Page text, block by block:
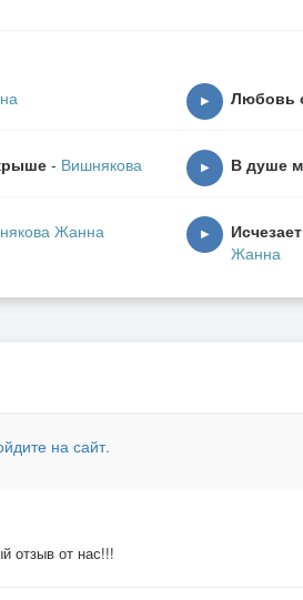
▶ Любовь
- Вишнякова
▶ В душе
Жанна ▶
Жанна
на сайт.
отзыв от нас!!!